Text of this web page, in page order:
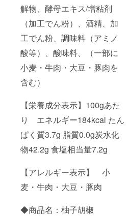
解物、酵母エキス/増粘剤
（加工でん粉）、酒精、加
工でん粉、調味料（アミノ
酸等）、酸味料、（一部に
小麦・牛肉・大豆・豚肉を
含む）
【栄養成分表示】100gあた
り エネルギー184kcal たん
ぱく質3.7g 脂質0.0g炭水化
物42.2g 食塩相当量7.2g
【アレルギー表示】 小
麦・牛肉・大豆・豚肉
◆商品名：柚子胡椒